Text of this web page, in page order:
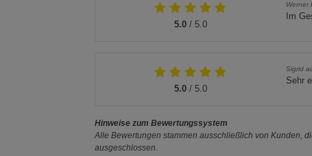
5.0/ 5.0
Werner
Im
5.0/ 5.0
Sigrid
Sehr
Hinweise zum Bewertungssystem
Alle Bewertungen stammen ausschließlich von Kunden,
ausgeschlossen.